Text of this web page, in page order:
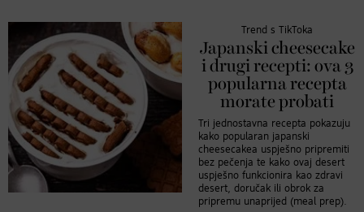
Trend s TikToka
Japanski cheesecake
i drugi recepti: ova 3
popularna recepta
morate probati
Tri jednostavna recepta pokazuju
kako popularan japanski
cheesecakea uspješno pripremiti
bez pečenja te kako ovaj desert
uspješno funkcionira kao zdravi
desert, doručak ili obrok za
pripremu unaprijed (meal prep).